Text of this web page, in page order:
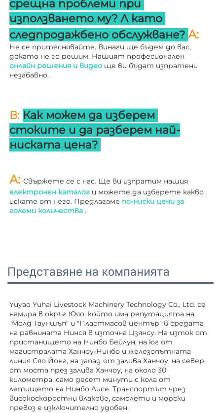
срещна проблеми при
използването му? Л като
следпродажбено обслужване?
Не се притеснявайте. Винаги ще бъдем до вас,
онлайн решения и видео ще ви бъдат изпратени
незабавно.
В: Как можем да изберем
стоките и да разберем най-
ниската цена?
A:
електронен каталог и можете да изберете какво
искате от него. Предлагаме по-ниски цени за
големи количества .
Представяне на компанията
Yuyao Yuhai Livestock Machinery Technology Co., Ltd. се
намира в окръг Юяо, който има репутацията на
"Молд Тауншъп" и "Пластмасов център" в средата
на равнината Нинся в източна Цзянсу. На изток от
пристанището на Нинбо Бейлун, на юг от
магистралата Ханчоу-Нинбо и железопътната
линия Сяо Йонг, на запад от залива Ханчоу, на север
от моста през залива Ханчоу, на около 30
километра, само десет минути с кола от
летището на Нинбо Лисе. Транспортът чрез
високоскоростни влакове, самолети и морски
превоз е изключително удобен.